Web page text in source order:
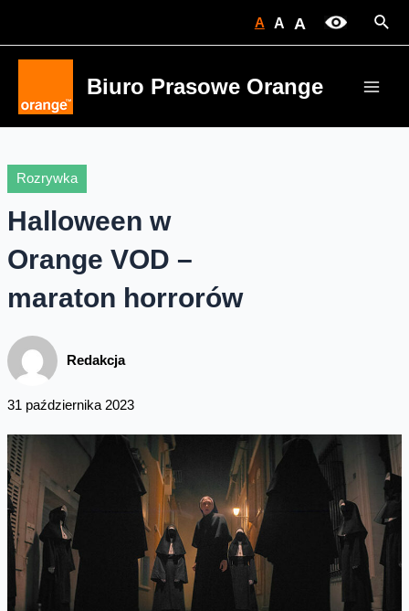
A A A
Biuro Prasowe Orange
Rozrywka
Halloween w
Orange VOD –
maraton horrorów
Redakcja
31 października 2023